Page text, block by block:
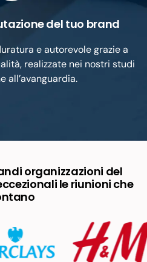
del tuo brand
e autorevole grazie a
realizzate nei nostri studi
all’avanguardia.
organizzazioni del
le riunioni che